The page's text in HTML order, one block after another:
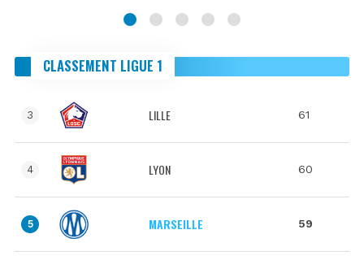
CLASSEMENT LIGUE 1
3 LILLE 61
4 LYON 60
5 MARSEILLE 59